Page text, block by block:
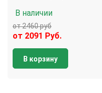
В наличии
от 2460 руб
от 2091 Руб.
В корзину